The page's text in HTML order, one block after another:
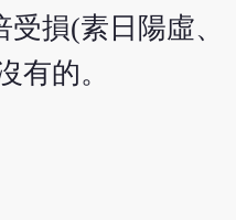
損(素日陽虛、
有的。